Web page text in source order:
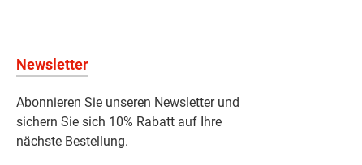
Newsletter
Abonnieren Sie unseren Newsletter und
sichern Sie sich 10% Rabatt auf Ihre
nächste Bestellung.